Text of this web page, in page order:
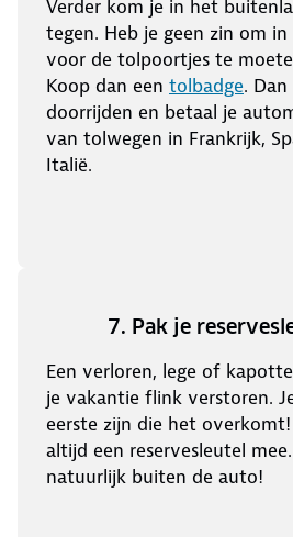
Verder kom je in het
tegen. Heb je geen zin om
voor de tolpoortjes te
Koop dan een tolbadge.
doorrijden en betaal je
van tolwegen in Frankrijk,
Italië.
7. Pak je
Een verloren, lege of
je vakantie flink verstoren.
eerste zijn die het
altijd een reservesleutel
natuurlijk buiten de auto!